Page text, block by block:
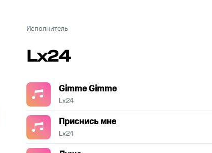
Исполнитель
Lx24
Gimme Gimme
Lx24
Приснись мне
Lx24